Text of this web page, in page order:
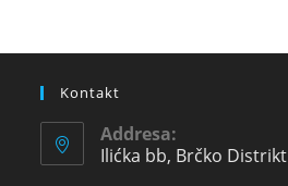
Kontakt
Addresa:
Ilićka bb, Brčko Distrikt